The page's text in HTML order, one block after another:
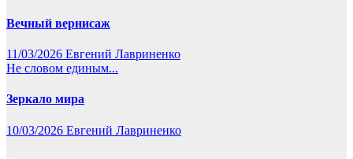
Вечный вернисаж
11/03/2026 Евгений Лавриненко
Не словом единым...
Зеркало мира
10/03/2026 Евгений Лавриненко